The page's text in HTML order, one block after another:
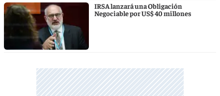
IRSA lanzará una Obligación
Negociable por US$ 40 millones